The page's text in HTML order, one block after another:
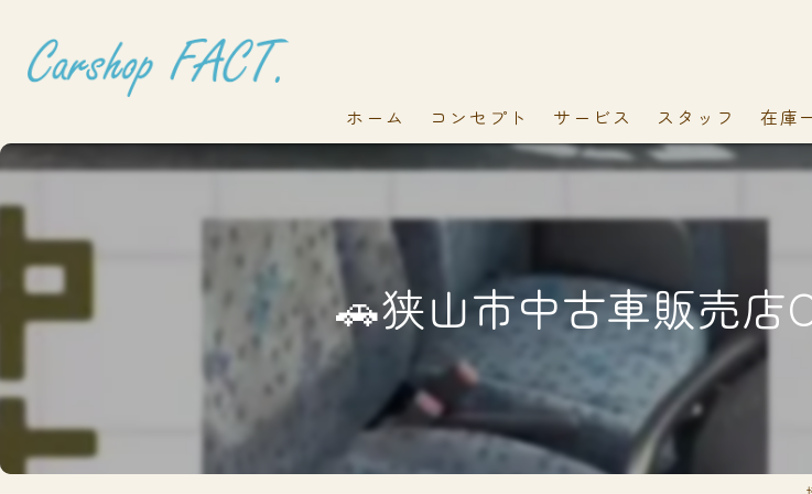
ホーム コンセプト サービス スタッフ 在庫
🚗狭山市中古車販売店